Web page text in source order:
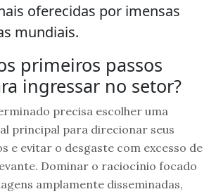
oferecidas por imensas
mundiais.
primeiros passos
ingressar no setor?
precisa escolher uma
principal para direcionar seus
e evitar o desgaste com excesso de
Dominar o raciocínio focado
amplamente disseminadas,